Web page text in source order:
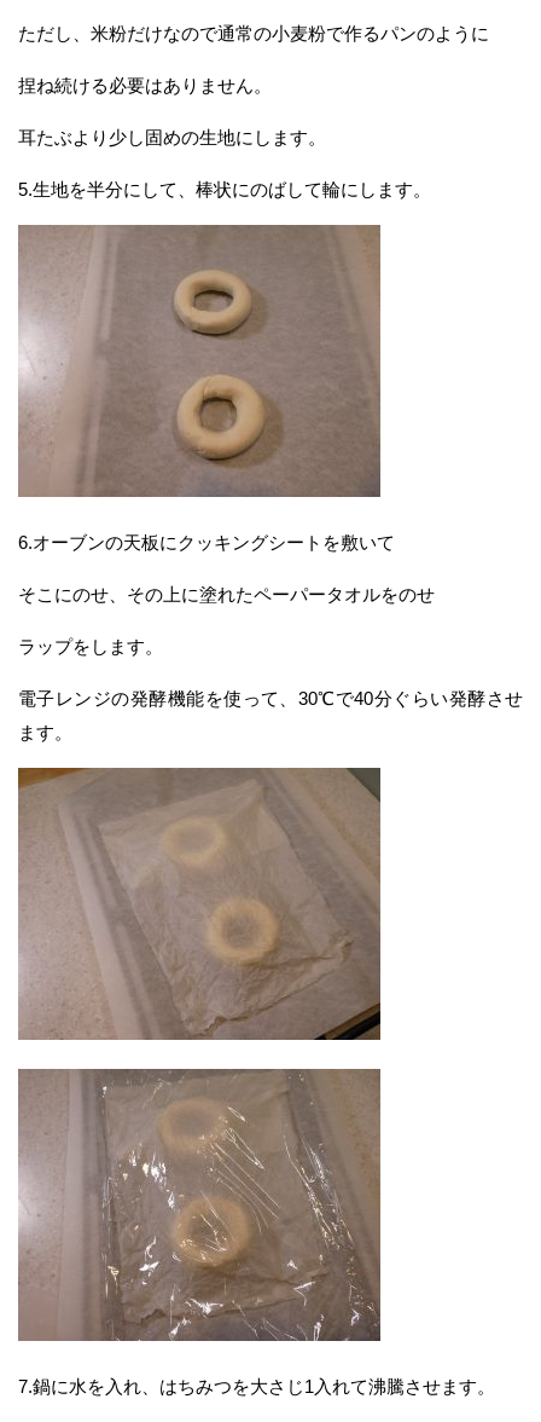
ただし、米粉だけなので通常の小麦粉で作るパンのように
捏ね続ける必要はありません。
耳たぶより少し固めの生地にします。
5.生地を半分にして、棒状にのばして輪にします。
6.オーブンの天板にクッキングシートを敷いて
そこにのせ、その上に塗れたペーパータオルをのせ
ラップをします。
電子レンジの発酵機能を使って、30℃で40分ぐらい発酵させ
ます。
7.鍋に水を入れ、はちみつを大さじ1入れて沸騰させます。